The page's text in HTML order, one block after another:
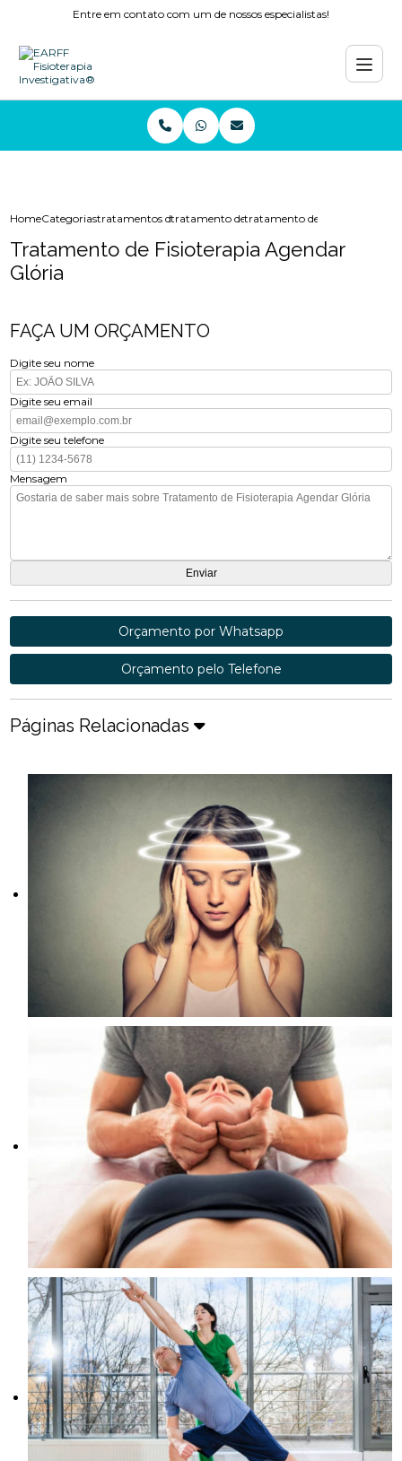
Entre em contato com um de nossos especialistas!
HomeCategoriastratamentos de fisioterapiatratamento de fisioterapia rj
tratamento de fisioterapia
Tratamento de Fisioterapia Agendar
Glória
FAÇA UM ORÇAMENTO
Digite seu nome
Digite seu email
Digite seu telefone
Mensagem
Orçamento por Whatsapp
Orçamento pelo Telefone
Páginas Relacionadas